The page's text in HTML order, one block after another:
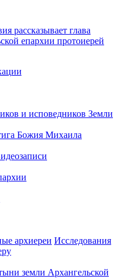
рассказывает глава
епархии протоиерей
архиереи Исследования
земли Архангельской